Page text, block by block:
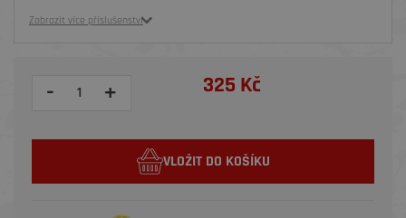
Zobrazit více příslušenství
- + 325 Kč
VLOŽIT DO KOŠÍKU